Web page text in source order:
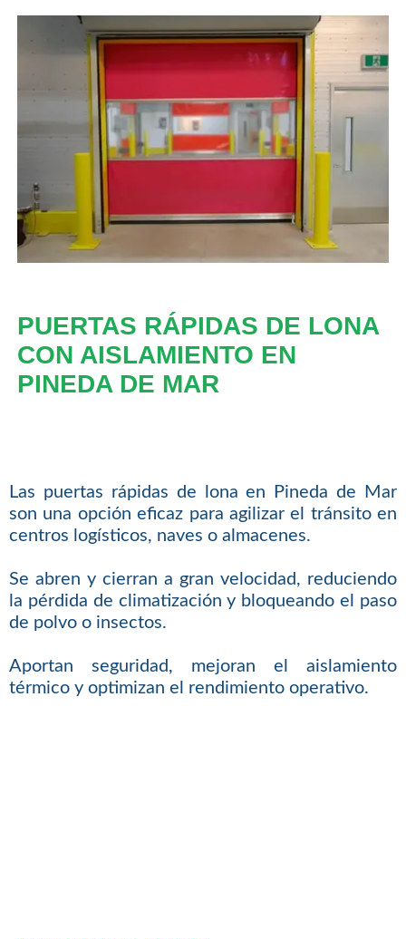
PUERTAS RÁPIDAS DE LONA
CON AISLAMIENTO EN
PINEDA DE MAR
Las puertas rápidas de lona en Pineda de Mar
son una opción eficaz para agilizar el tránsito en
centros logísticos, naves o almacenes.
Se abren y cierran a gran velocidad, reduciendo
la pérdida de climatización y bloqueando el paso
de polvo o insectos.
Aportan seguridad, mejoran el aislamiento
térmico y optimizan el rendimiento operativo.